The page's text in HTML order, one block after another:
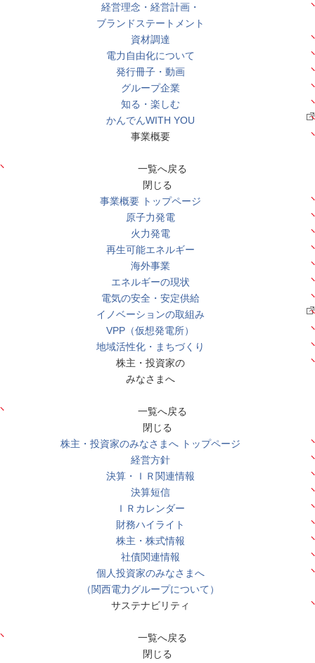
経営理念・経営計画・
ブランドステートメント
資材調達
電力自由化について
発行冊子・動画
グループ企業
知る・楽しむ
かんでんWITH YOU
事業概要
一覧へ戻る
閉じる
事業概要 トップページ
原子力発電
火力発電
再生可能エネルギー
海外事業
エネルギーの現状
電気の安全・安定供給
イノベーションの取組み
VPP（仮想発電所）
地域活性化・まちづくり
株主・投資家の
みなさまへ
一覧へ戻る
閉じる
株主・投資家のみなさまへ トップページ
経営方針
決算・ＩＲ関連情報
決算短信
ＩＲカレンダー
財務ハイライト
株主・株式情報
社債関連情報
個人投資家のみなさまへ
（関西電力グループについて）
サステナビリティ
一覧へ戻る
閉じる